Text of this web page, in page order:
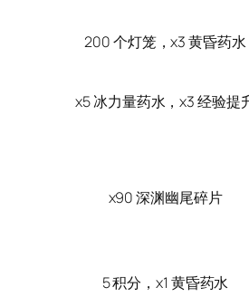
200 个灯笼，x3 黄昏药水
x5 冰力量药水，x3 经验提
x90 深渊幽尾碎片
5 积分，x1 黄昏药水